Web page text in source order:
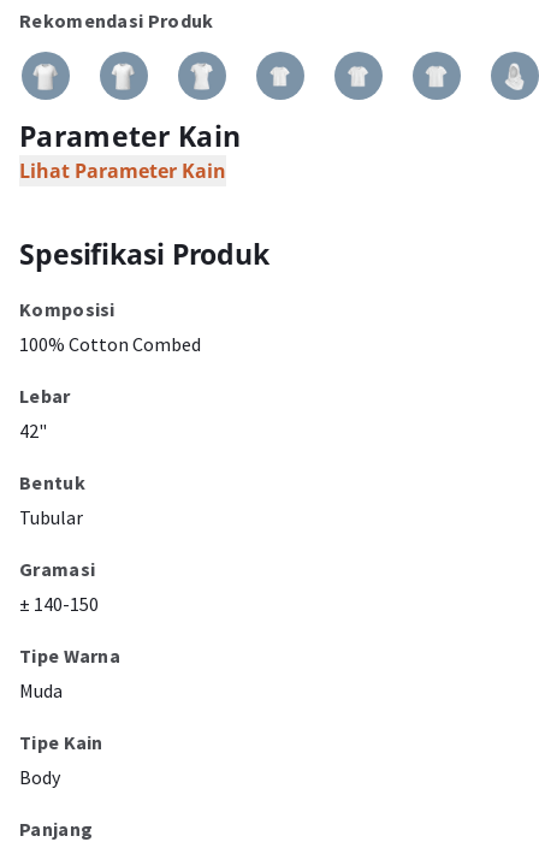
Rekomendasi Produk
Parameter Kain
Lihat Parameter Kain
Spesifikasi Produk
Komposisi
100% Cotton Combed
Lebar
42"
Bentuk
Tubular
Gramasi
± 140-150
Tipe Warna
Muda
Tipe Kain
Body
Panjang